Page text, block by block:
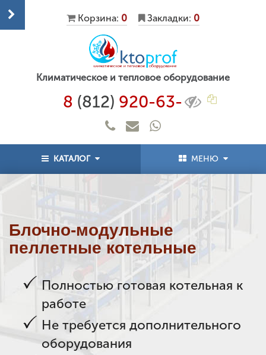
Корзина: 0 Закладки: 0
Климатическое и тепловое оборудование
8 (812) 920-63-
КАТАЛОГ МЕНЮ
Блочно-модульные
пеллетные котельные
Полностью готовая котельная к
работе
Не требуется дополнительного
оборудования